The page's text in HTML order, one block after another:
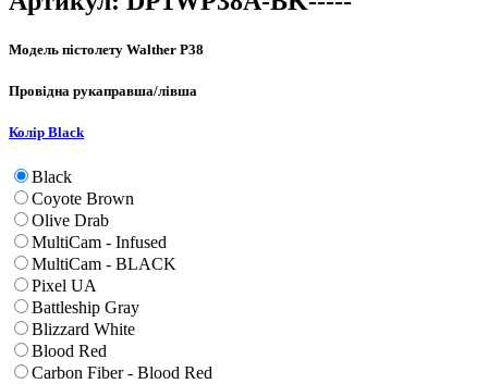
Модель пістолету Walther P38
Провідна рукаправша/лівша
Колір Black
Black
Coyote Brown
Olive Drab
MultiCam - Infused
MultiCam - BLACK
Pixel UA
Battleship Gray
Blizzard White
Blood Red
Carbon Fiber - Blood Red